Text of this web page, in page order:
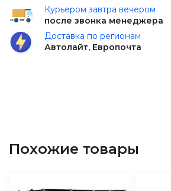
Курьером завтра вечером
после звонка менеджера
Доставка по регионам
Автолайт, Европочта
Похожие товары